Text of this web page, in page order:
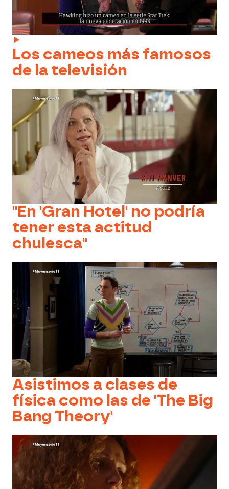
Los cameos más famosos
de la televisión
"En 'Gran Hotel' no podría
tener esta actitud
chulesca"
Asistimos a clases de
física como las de 'The Big
Bang Theory'